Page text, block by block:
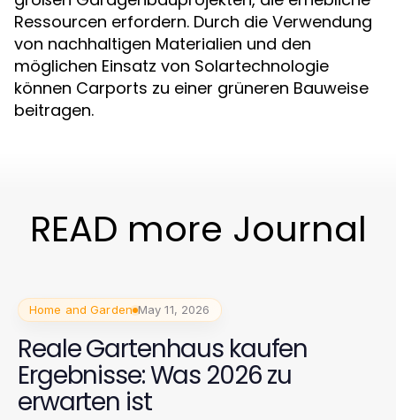
Ressourcen erfordern. Durch die Verwendung
von nachhaltigen Materialien und den
möglichen Einsatz von Solartechnologie
können Carports zu einer grüneren Bauweise
beitragen.
READ more Journal
Home and Garden May 11, 2026
Reale Gartenhaus kaufen
Ergebnisse: Was 2026 zu
erwarten ist